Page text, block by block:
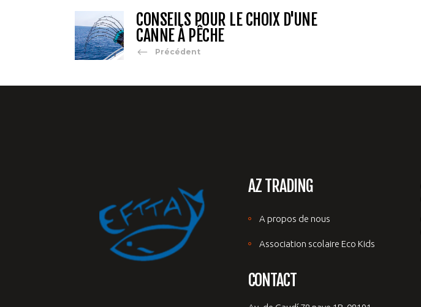
CONSEILS POUR LE CHOIX D'UNE
CANNE À PÊCHE
Précédent
AZ TRADING
A propos de nous
Association scolaire Eco Kids
CONTACT